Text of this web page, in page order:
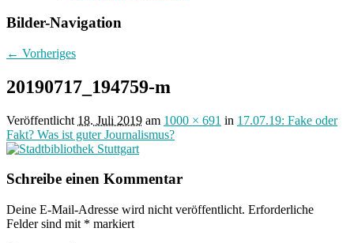
Bilder-Navigation
← Vorheriges
20190717_194759-m
Veröffentlicht 18. Juli 2019 am 1000 × 691 in 17.07.19: Fake oder
Fakt? Was ist guter Journalismus?
Schreibe einen Kommentar
Deine E-Mail-Adresse wird nicht veröffentlicht. Erforderliche
Felder sind mit * markiert